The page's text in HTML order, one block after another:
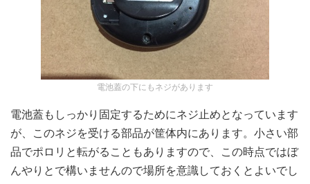
電池蓋の下にもネジがあります
電池蓋もしっかり固定するためにネジ止めとなっています
が、このネジを受ける部品が筐体内にあります。小さい部
品でポロリと転がることもありますので、この時点ではぼ
んやりとで構いませんので場所を意識しておくとよいでし